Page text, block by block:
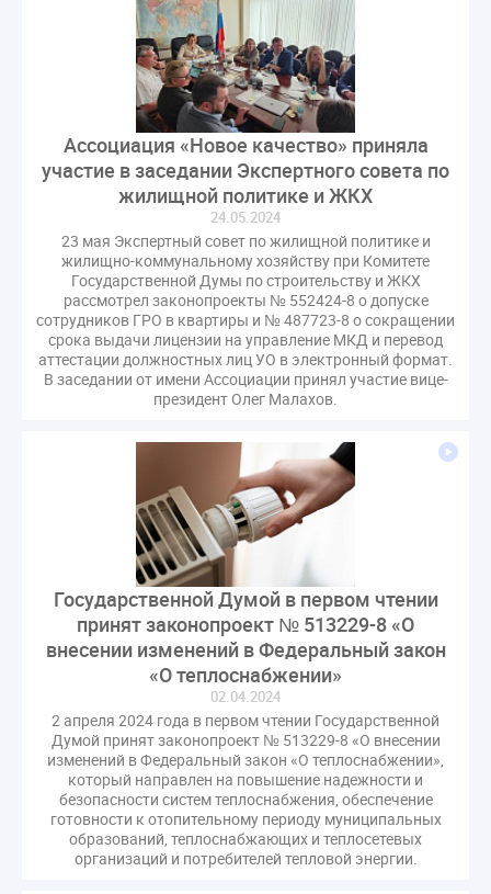
оспаривание ОСС
перелицензирование
плановые проверки
пожарная безопасность
прекращение договора
пристройка
провайдер
прогород
проект постановления
рабочая группа
регистрация
реестр УК связь
совет МКД
статистика
страхование МКД
техническая документация
техпаспорт
требования УК
умный дом
экспертный совет
энергосервис
Ассоциация «Новое качество» приняла
участие в заседании Экспертного совета по
жилищной политике и ЖКХ
24.05.2024
23 мая Экспертный совет по жилищной политике и
жилищно-коммунальному хозяйству при Комитете
Государственной Думы по строительству и ЖКХ
рассмотрел законопроекты № 552424-8 о допуске
сотрудников ГРО в квартиры и № 487723-8 о сокращении
срока выдачи лицензии на управление МКД и перевод
аттестации должностных лиц УО в электронный формат.
В заседании от имени Ассоциации принял участие вице-
президент Олег Малахов.
Государственной Думой в первом чтении
принят законопроект № 513229-8 «О
внесении изменений в Федеральный закон
«О теплоснабжении»
02.04.2024
2 апреля 2024 года в первом чтении Государственной
Думой принят законопроект № 513229-8 «О внесении
изменений в Федеральный закон «О теплоснабжении»,
который направлен на повышение надежности и
безопасности систем теплоснабжения, обеспечение
готовности к отопительному периоду муниципальных
образований, теплоснабжающих и теплосетевых
организаций и потребителей тепловой энергии.